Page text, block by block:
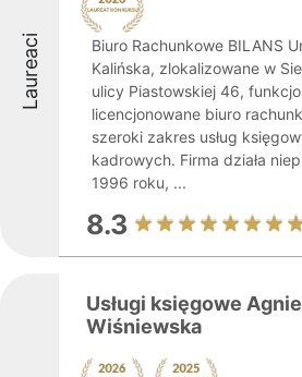
Laureaci
Biuro Rachunkowe BILANS
Kalińska, zlokalizowane w
ulicy Piastowskiej 46,
licencjonowane biuro
szeroki zakres usług
kadrowych. Firma działa
1996 roku, ...
8.3
Usługi księgowe
Wiśniewska